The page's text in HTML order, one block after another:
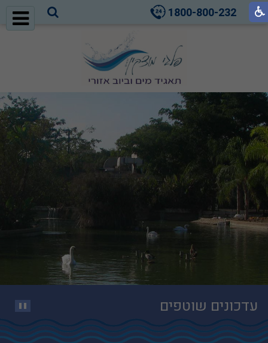
1800-800-232
עדכונים שוטפים